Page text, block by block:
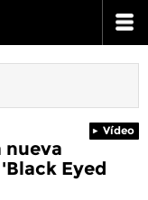
Vídeo
nueva
Eyed